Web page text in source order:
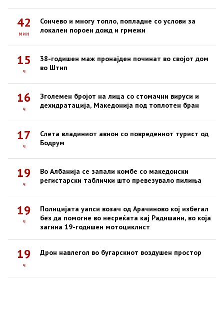
42
мин
Сончево и многу топло, попладне со услови за
локален пороен дожд и грмежи
15
ч
38-годишен маж пронајден починат во својот дом
во Штип
16
ч
Зголемен бројот на лица со стомачни вируси и
дехидратација, Македонија под топлотен бран
17
ч
Слета владиниот авион со повредениот турист од
Бодрум
19
ч
Во Албанија се запали комбе со македонски
регистарски таблички што превезувало пилиња
19
ч
Полицијата уапси возач од Арачиново кој избегал
без да помогне во несреќата кај Радишани, во која
загина 19-годишен мотоциклист
19
ч
Дрон навлегол во бугарскиот воздушен простор